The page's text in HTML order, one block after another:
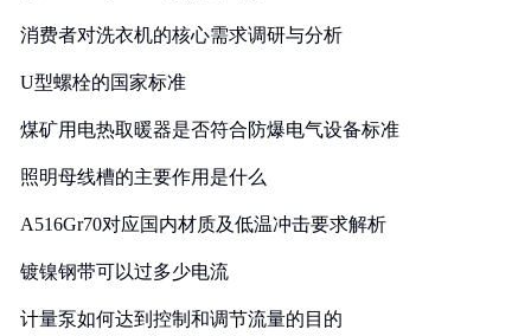
消费者对洗衣机的核心需求调研与分析
U型螺栓的国家标准
煤矿用电热取暖器是否符合防爆电气设备标准
照明母线槽的主要作用是什么
A516Gr70对应国内材质及低温冲击要求解析
镀镍钢带可以过多少电流
计量泵如何达到控制和调节流量的目的